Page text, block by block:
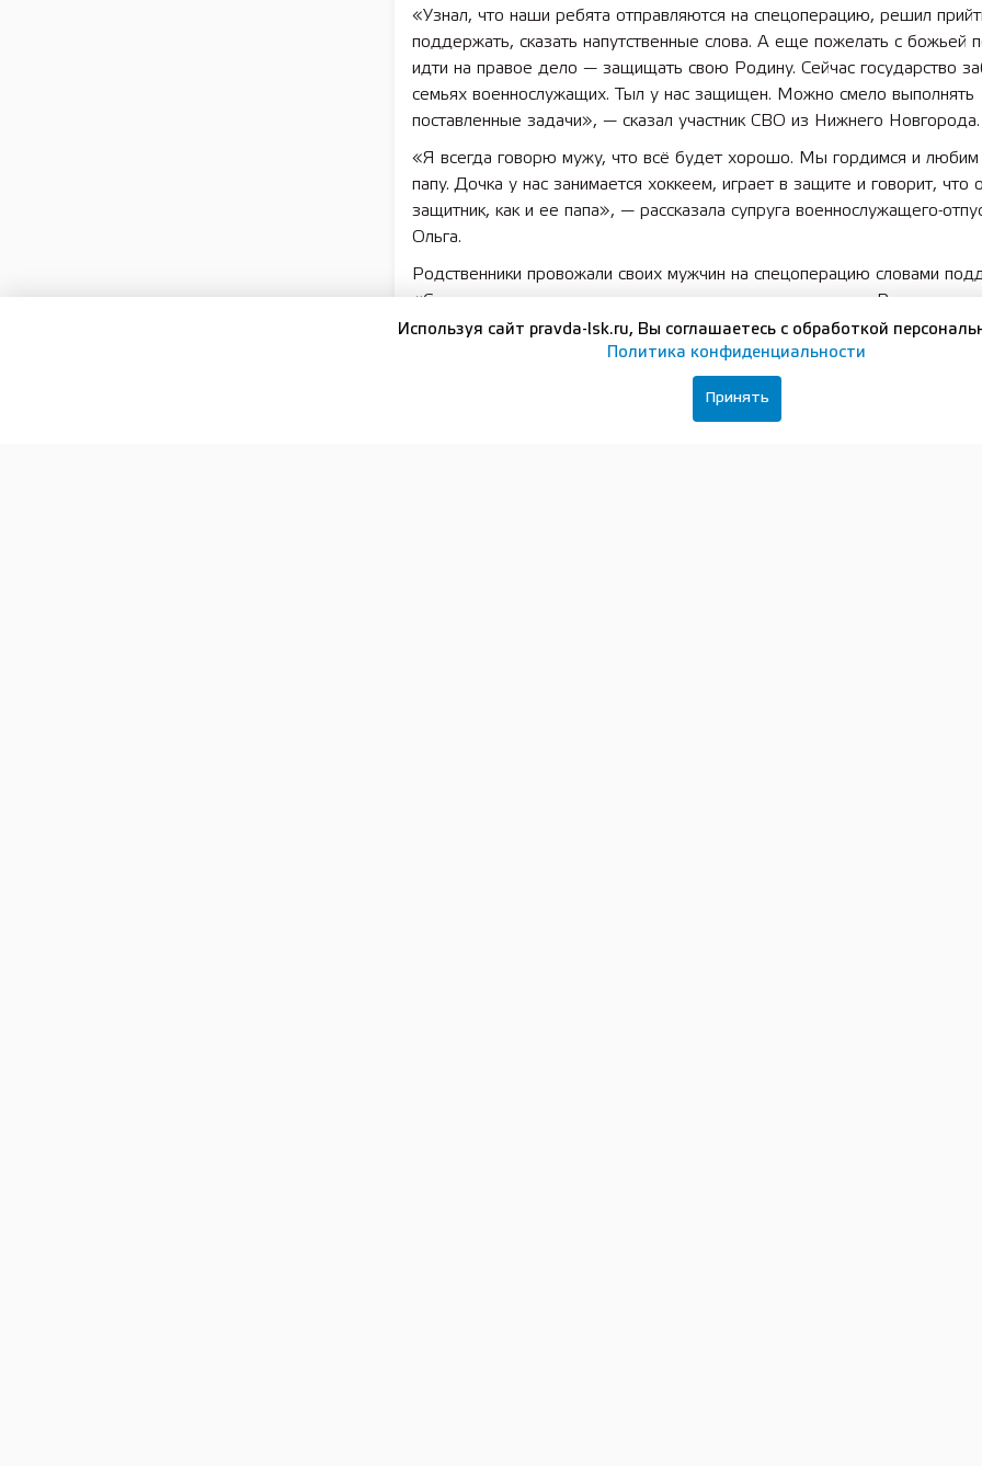
«Узнал, что наши ребята отправляются на спецоперацию, решил
поддержать, сказать напутственные слова. А еще пожелать с божьей
идти на правое дело — защищать свою Родину. Сейчас государство
семьях военнослужащих. Тыл у нас защищен. Можно смело выполнять
поставленные задачи», — сказал участник СВО из Нижнего Новгорода.
«Я всегда говорю мужу, что всё будет хорошо. Мы гордимся и любим
папу. Дочка у нас занимается хоккеем, играет в защите и говорит, что
защитник, как и ее папа», — рассказала супруга военнослужащего-
Ольга.
Родственники провожали своих мужчин на спецоперацию словами
«Сегодня провожаем мужа сестры, он подписал контракт. Решение для
неожиданным, но вся семья им гордится. И мужем своим я горжусь, он
мобилизованный, с октября служит. Как только началась частичная
он сразу сказал: „Если повестка придет, я прятаться не буду“.
Перед отправкой на учебные полигоны будущие военнослужащие
Используя сайт pravda-lsk.ru, Вы соглашаетесь с обработкой
Политика конфиденциальности
Принять